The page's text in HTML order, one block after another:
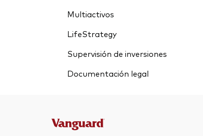
Multiactivos
LifeStrategy
Supervisión de inversiones
Documentación legal